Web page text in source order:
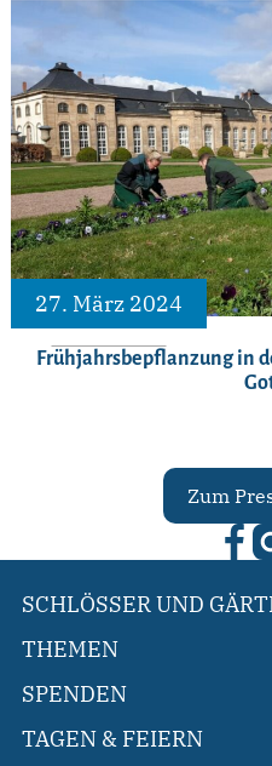
27. März 2024
Frühjahrsbepflanzung in
Zum
SCHLÖSSER UND
THEMEN
SPENDEN
TAGEN & FEIERN